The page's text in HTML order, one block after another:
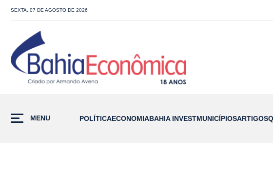
SEXTA, 07 DE AGOSTO DE 2026
MENU POLÍTICAECONOMIABAHIA INVESTMUNICÍPIOSARTIGOS